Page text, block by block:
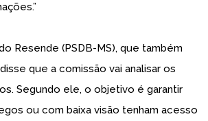
Resende (PSDB-MS), que também
que a comissão vai analisar os
Segundo ele, o objetivo é garantir
ou com baixa visão tenham acesso